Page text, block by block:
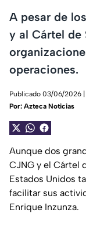
A pesar de
y al Cártel de
operaciones.
Publicado 03/06/2026 |
Por: Azteca Noticias
Aunque dos
CJNG y el Cártel
Estados Unidos
facilitar sus
Enrique Inzunza.